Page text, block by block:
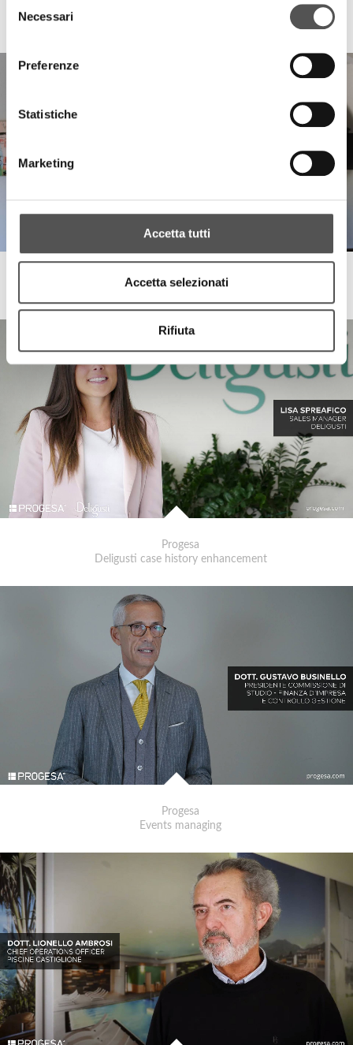
delNecessari
Preferenze
Statistiche
Marketing
Accetta tutti
Accetta selezionati
Rifiuta
Progesa
Progesa
Deligusti case history enhancement
Progesa
Events managing